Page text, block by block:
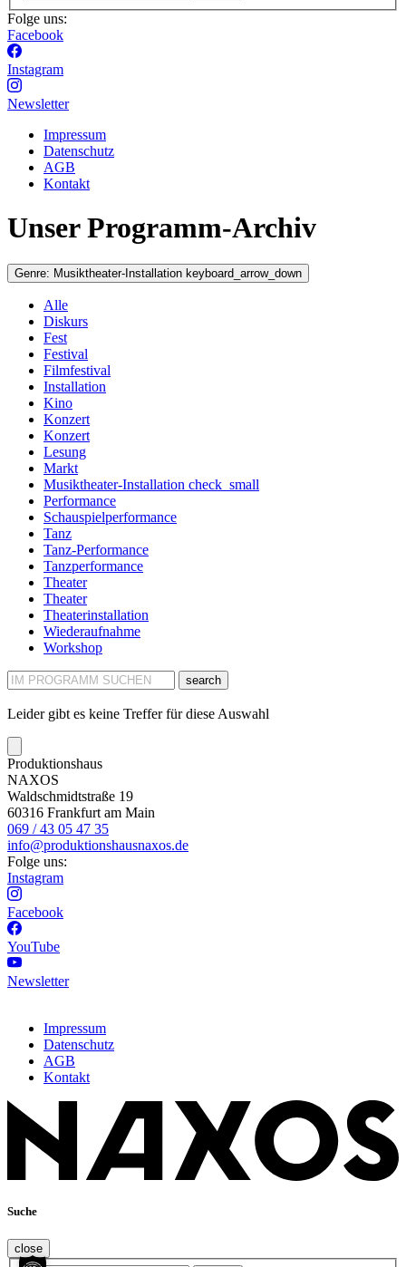
Folge uns:
Facebook
Instagram
Newsletter
Impressum
Datenschutz
AGB
Kontakt
Unser Programm-Archiv
Genre: Musiktheater-Installation keyboard_arrow_down
Alle
Diskurs
Fest
Festival
Filmfestival
Installation
Kino
Konzert
Konzert
Lesung
Markt
Musiktheater-Installation check_small
Performance
Schauspielperformance
Tanz
Tanz-Performance
Tanzperformance
Theater
Theater
Theaterinstallation
Wiederaufnahme
Workshop
search
Leider gibt es keine Treffer für diese Auswahl
Produktionshaus
NAXOS
Waldschmidtstraße 19
60316 Frankfurt am Main
069 / 43 05 47 35
info@produktionshausnaxos.de
Folge uns:
Instagram
Facebook
YouTube
Newsletter
Impressum
Datenschutz
AGB
Kontakt
Suche
close